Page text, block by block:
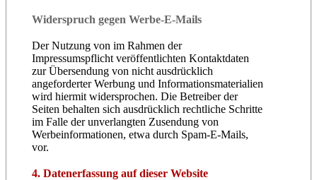
Widerspruch gegen Werbe-E-Mails
Der Nutzung von im Rahmen der
Impressumspflicht veröffentlichten Kontaktdaten
zur Übersendung von nicht ausdrücklich
angeforderter Werbung und Informationsmaterialien
wird hiermit widersprochen. Die Betreiber der
Seiten behalten sich ausdrücklich rechtliche Schritte
im Falle der unverlangten Zusendung von
Werbeinformationen, etwa durch Spam-E-Mails,
vor.
4. Datenerfassung auf dieser Website